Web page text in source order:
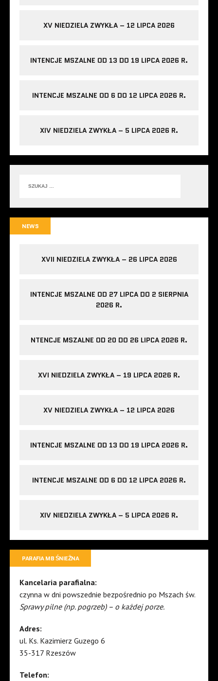
XV NIEDZIELA ZWYKŁA – 12 LIPCA 2026
INTENCJE MSZALNE OD 13 DO 19 LIPCA 2026 R.
INTENCJE MSZALNE OD 6 DO 12 LIPCA 2026 R.
XIV NIEDZIELA ZWYKŁA – 5 LIPCA 2026 R.
NEWS
XVII NIEDZIELA ZWYKŁA – 26 LIPCA 2026
INTENCJE MSZALNE OD 27 LIPCA DO 2 SIERPNIA
2026 R.
NTENCJE MSZALNE OD 20 DO 26 LIPCA 2026 R.
XVI NIEDZIELA ZWYKŁA – 19 LIPCA 2026 R.
XV NIEDZIELA ZWYKŁA – 12 LIPCA 2026
INTENCJE MSZALNE OD 13 DO 19 LIPCA 2026 R.
INTENCJE MSZALNE OD 6 DO 12 LIPCA 2026 R.
XIV NIEDZIELA ZWYKŁA – 5 LIPCA 2026 R.
PARAFIA MB ŚNIEŻNA
Kancelaria parafialna:
czynna w dni powszednie bezpośrednio po Mszach św.
Sprawy pilne (np. pogrzeb) – o każdej porze.
Adres:
ul. Ks. Kazimierz Guzego 6
35-317 Rzeszów
Telefon: